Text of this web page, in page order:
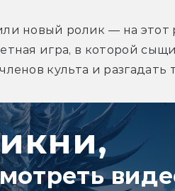
новый ролик — на этот
игра, в которой
культа и разгадать